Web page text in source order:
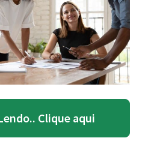
Clique aqui